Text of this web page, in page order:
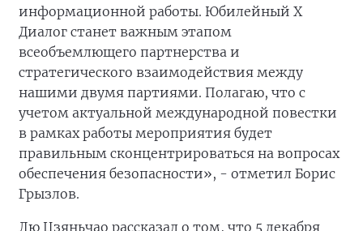
информационной работы. Юбилейный Х
Диалог станет важным этапом
всеобъемлющего партнерства и
стратегического взаимодействия между
нашими двумя партиями. Полагаю, что с
учетом актуальной международной повестки
в рамках работы мероприятия будет
правильным сконцентрироваться на вопросах
обеспечения безопасности», - отметил Борис
Грызлов.
Лю Цзяньчао рассказал о том, что 5 декабря